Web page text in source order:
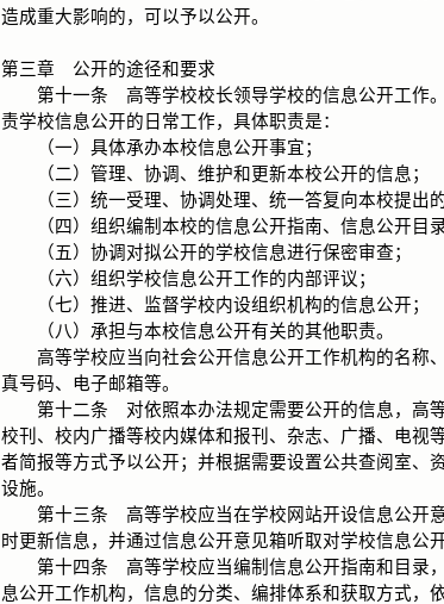
造成重大影响的，可以予以公开。
第三章 公开的途径和要求
第十一条 高等学校校长领导学校的信息公开工作。
责学校信息公开的日常工作，具体职责是：
（一）具体承办本校信息公开事宜；
（二）管理、协调、维护和更新本校公开的信息；
（三）统一受理、协调处理、统一答复向本校提出的
（四）组织编制本校的信息公开指南、信息公开目录
（五）协调对拟公开的学校信息进行保密审查；
（六）组织学校信息公开工作的内部评议；
（七）推进、监督学校内设组织机构的信息公开；
（八）承担与本校信息公开有关的其他职责。
高等学校应当向社会公开信息公开工作机构的名称
真号码、电子邮箱等。
第十二条 对依照本办法规定需要公开的信息，高等
校刊、校内广播等校内媒体和报刊、杂志、广播、电视
者简报等方式予以公开；并根据需要设置公共查阅室、
设施。
第十三条 高等学校应当在学校网站开设信息公开意
时更新信息，并通过信息公开意见箱听取对学校信息公
第十四条 高等学校应当编制信息公开指南和目录，
息公开工作机构，信息的分类、编排体系和获取方式，